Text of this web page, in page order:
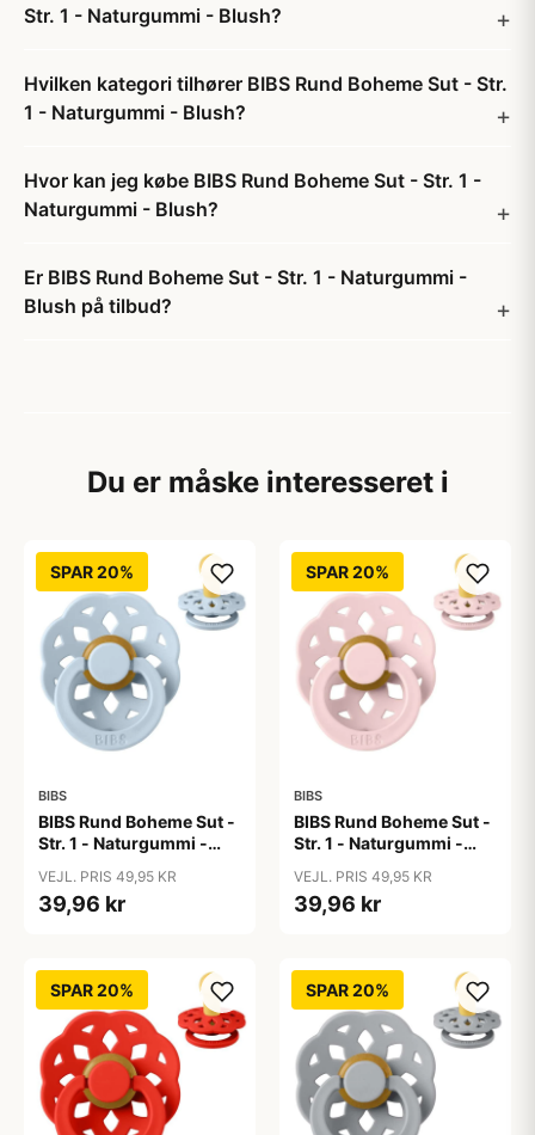
Str. 1 - Naturgummi - Blush?
Hvilken kategori tilhører BIBS Rund Boheme Sut - Str.
1 - Naturgummi - Blush?
Hvor kan jeg købe BIBS Rund Boheme Sut - Str. 1 -
Naturgummi - Blush?
Er BIBS Rund Boheme Sut - Str. 1 - Naturgummi -
Blush på tilbud?
Du er måske interesseret i
SPAR 20%
BIBS
BIBS Rund Boheme Sut -
Str. 1 - Naturgummi -
VEJL. PRIS 49,95 KR
39,96 kr
SPAR 20%
BIBS
BIBS Rund Boheme Sut -
Str. 1 - Naturgummi -
VEJL. PRIS 49,95 KR
39,96 kr
SPAR 20% SPAR 20%